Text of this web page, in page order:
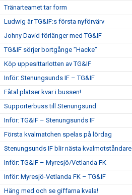
Tränarteamet tar form
Ludwig är TG&IF:s första nyförvärv
Johny David förlänger med TG&IF
TG&IF sörjer bortgånge ”Hacke”
Köp uppesittarlotten av TG&IF
Inför: Stenungsunds IF – TG&IF
Fåtal platser kvar i bussen!
Supporterbuss till Stenungsund
Inför: TG&IF – Stenungsunds IF
Första kvalmatchen spelas på lördag
Stenungsunds IF blir nästa kvalmotståndare
Inför: TG&IF – Myresjö/Vetlanda FK
Inför: Myresjö-Vetlanda FK – TG&IF
Häng med och se giffarna kvala!